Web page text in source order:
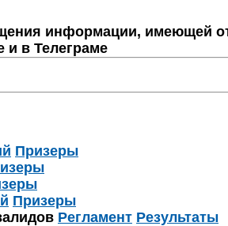
информации, имеющей
и в Телеграме
Призеры
Призеры
Регламент Результаты